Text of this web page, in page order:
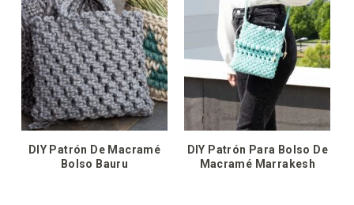
lista
de
deseos
lista
de
DIY Patrón De Macramé
Bolso Bauru
DIY Patrón Para Bolso De
Macramé Marrakesh